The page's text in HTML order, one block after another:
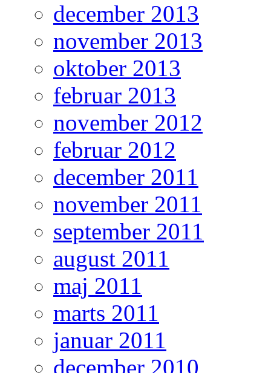
december 2013
november 2013
oktober 2013
februar 2013
november 2012
februar 2012
december 2011
november 2011
september 2011
august 2011
maj 2011
marts 2011
januar 2011
december 2010